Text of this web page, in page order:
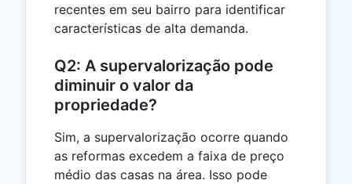
recentes em seu bairro para identificar
características de alta demanda.
Q2: A supervalorização pode
diminuir o valor da
propriedade?
Sim, a supervalorização ocorre quando
as reformas excedem a faixa de preço
médio das casas na área. Isso pode